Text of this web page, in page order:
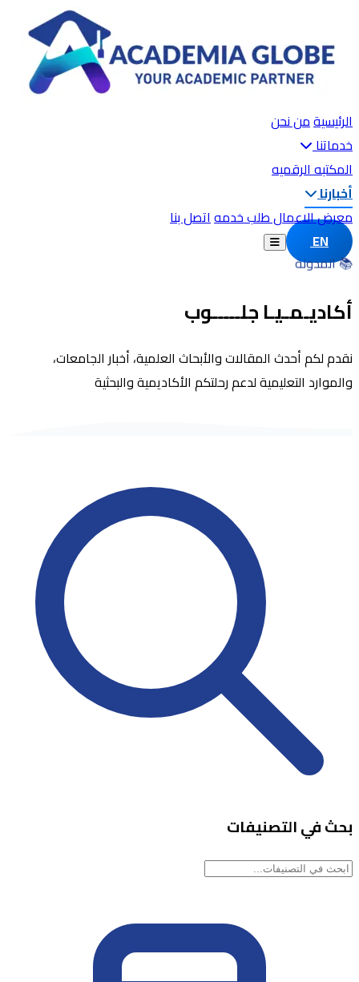
الرئيسيةمن نحن
خدماتنا
المكتبه الرقميه
أخبارنا
معرض الاعمالطلب خدمهاتصل بنا
EN
📚 المدونة
أكاديـمـيـا جلـــــوب
نقدم لكم أحدث المقالات والأبحاث العلمية، أخبار الجامعات،
والموارد التعليمية لدعم رحلتكم الأكاديمية والبحثية
بحث في التصنيفات